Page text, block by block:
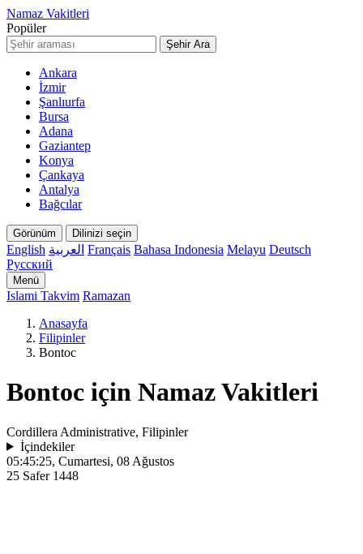
Namaz Vakitleri
Popüler
Şehir Ara
Ankara
İzmir
Şanlıurfa
Bursa
Adana
Gaziantep
Konya
Çankaya
Antalya
Bağcılar
Görünüm Dilinizi seçin
English العربية Français Bahasa Indonesia Melayu Deutsch
Русский
Menü
Islami Takvim Ramazan
Anasayfa
Filipinler
Bontoc
Bontoc için Namaz Vakitleri
Cordillera Administrative, Filipinler
İçindekiler
05:45:25, Cumartesi, 08 Ağustos
25 Safer 1448